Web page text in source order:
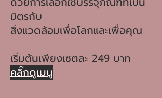
มิตรกับ
สิ่งแวดล้อมเพื่อโลกและเพื่อคุณ
เริ่มต้นเพียงเซตละ 249 บาท
คลิ๊กดูเมนู